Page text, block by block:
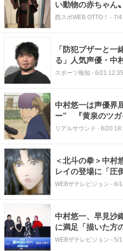
い動物の赤ちゃん
アカン」「猫襲っ
西スポWEB OTTO！ - 7/
「防犯ブザーと一
る」人気声優・中
にかなっちゃうら
スポーツ報知 - 6/21 12:35
中村悠一は声優界
ー” 『黄泉のツガ
助演力
リアルサウンド - 6/20
＜北斗の拳＞中村
レイの登場に「圧
WEBザテレビジョン - 6/
中村悠一、早見沙
に満足「描いた方
WEBザテレビジョン - 5/